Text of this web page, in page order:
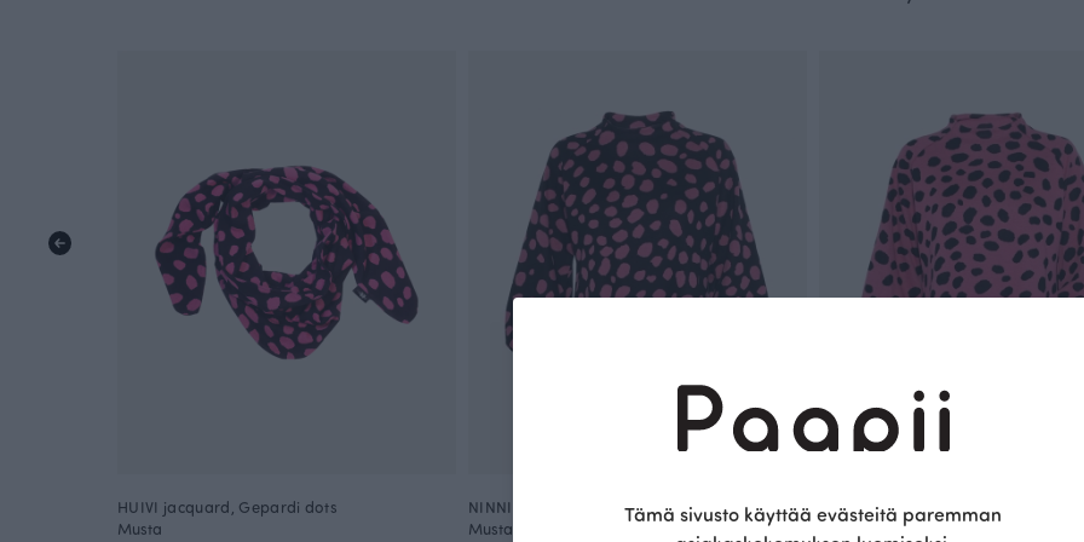
HUIVI jacquard, Gepardi dots
Musta
NINNI neulepaita, Gepardi dots
Musta
NINNI neulepaita, Gepardi dots
Tämä sivusto käyttää evästeitä paremman